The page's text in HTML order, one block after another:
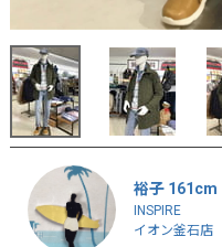
裕子 161cm
INSPIRE
イオン釜石店